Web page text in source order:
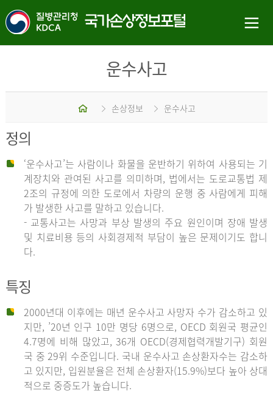
운수사고
홈 손상정보 운수사고
정의
‘운수사고’는 사람이나 화물을 운반하기 위하여 사용되는 기
계장치와 관여된 사고를 의미하며, 법에서는 도로교통법 제
2조의 규정에 의한 도로에서 차량의 운행 중 사람에게 피해
가 발생한 사고를 말하고 있습니다.
- 교통사고는 사망과 부상 발생의 주요 원인이며 장애 발생
및 치료비용 등의 사회경제적 부담이 높은 문제이기도 합니
다.
특징
2000년대 이후에는 매년 운수사고 사망자 수가 감소하고 있
지만, ’20년 인구 10만 명당 6명으로, OECD 회원국 평균인
4.7명에 비해 많았고, 36개 OECD(경제협력개발기구) 회원
국 중 29위 수준입니다. 국내 운수사고 손상환자수는 감소하
고 있지만, 입원분율은 전체 손상환자(15.9%)보다 높아 상대
적으로 중증도가 높습니다.